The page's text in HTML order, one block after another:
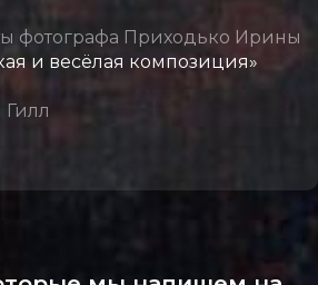
фотографа Приходько Ирины
и весёлая композиция»